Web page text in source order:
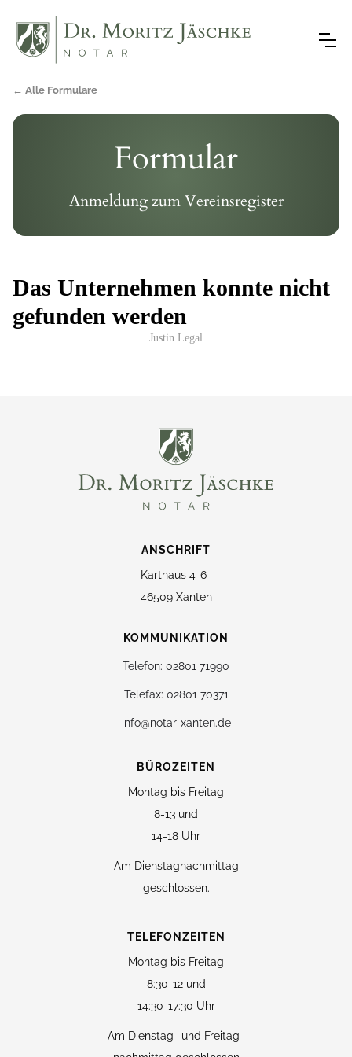
← Alle Formulare
Formular
Anmeldung zum Vereinsregister
ANSCHRIFT
Karthaus 4-6
46509 Xanten
KOMMUNIKATION
Telefon: 02801 71990
Telefax: 02801 70371
info@notar-xanten.de
BÜROZEITEN
Montag bis Freitag
8-13 und
14-18 Uhr
Am Dienstagnachmittag
geschlossen.
TELEFONZEITEN
Montag bis Freitag
8:30-12 und
14:30-17:30 Uhr
Am Dienstag- und Freitag-